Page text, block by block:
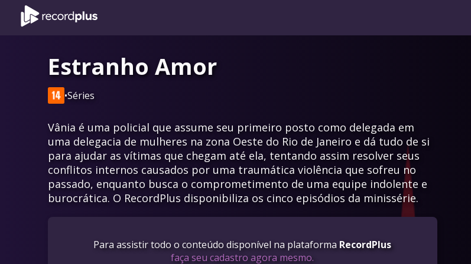
Estranho Amor
•Séries
Vânia é uma policial que assume seu primeiro posto como delegada em
uma delegacia de mulheres na zona Oeste do Rio de Janeiro e dá tudo de si
para ajudar as vítimas que chegam até ela, tentando assim resolver seus
conflitos internos causados por uma traumática violência que sofreu no
passado, enquanto busca o comprometimento de uma equipe indolente e
burocrática. O RecordPlus disponibiliza os cinco episódios da minissérie.
Para assistir todo o conteúdo disponível na plataforma RecordPlus
faça seu cadastro agora mesmo.